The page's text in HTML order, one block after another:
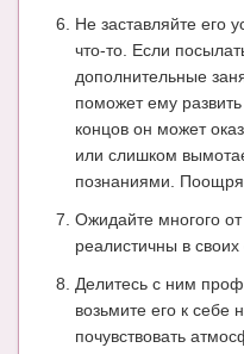
Не заставляйте его
что-то. Если
дополнительные
поможет ему
концов он может
или слишком
познаниями.
Ожидайте многого
реалистичны в
Делитесь с ним
возьмите его к себе
почувствовать